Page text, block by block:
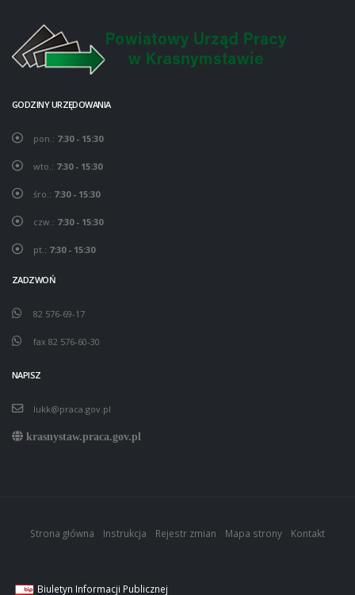
GODZINY URZĘDOWANIA
pon.: 7:30 - 15:30
wto.: 7:30 - 15:30
śro.: 7:30 - 15:30
czw.: 7:30 - 15:30
pt.: 7:30 - 15:30
ZADZWOŃ
82 576-69-17
fax 82 576-60-30
NAPISZ
lukk@praca.gov.pl
krasnystaw.praca.gov.pl
Biuletyn Informacji Publicznej
Strona główna Instrukcja Rejestr zmian Mapa strony Kontakt